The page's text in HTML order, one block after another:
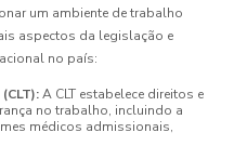
um ambiente de trabalho
aspectos da legislação e
no país:
A CLT estabelece direitos e
no trabalho, incluindo a
médicos admissionais,